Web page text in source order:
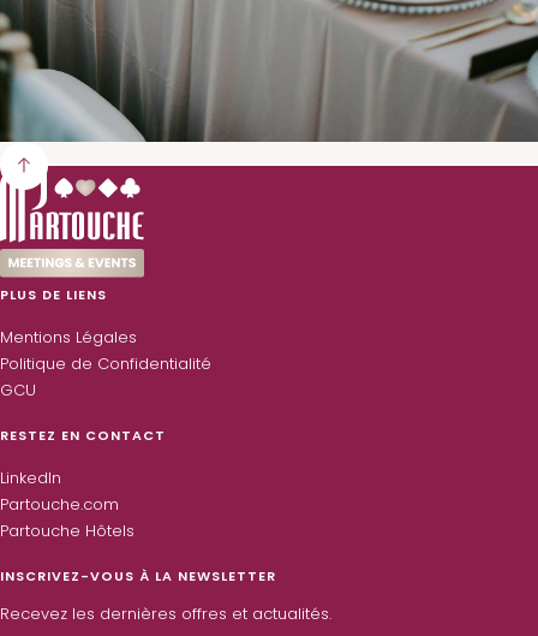
PLUS DE LIENS
Mentions Légales
Politique de Confidentialité
GCU
RESTEZ EN CONTACT
LinkedIn
Partouche.com
Partouche Hôtels
INSCRIVEZ-VOUS À LA NEWSLETTER
Recevez les dernières offres et actualités.